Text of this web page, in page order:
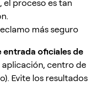
el proceso es tan
más seguro
entrada oficiales de
centro de
Evite los resultados